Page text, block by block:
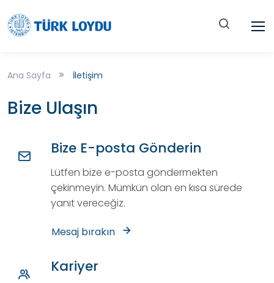
Ana Sayfa İletişim
Bize Ulaşın
Bize E-posta Gönderin
Lütfen bize e-posta göndermekten
çekinmeyin. Mümkün olan en kısa sürede
yanıt vereceğiz.
Mesaj bırakın
Kariyer